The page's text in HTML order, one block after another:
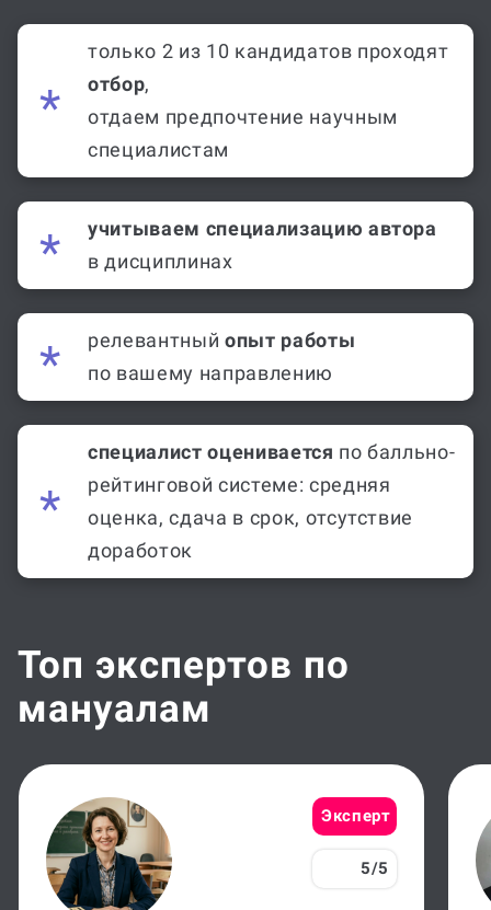
только 2 из 10 кандидатов проходят
отбор,
отдаем предпочтение научным
специалистам
учитываем специализацию автора
в дисциплинах
релевантный опыт работы
по вашему направлению
специалист оценивается по балльно-
рейтинговой системе: средняя
оценка, сдача в срок, отсутствие
доработок
Топ экспертов по
мануалам
Эксперт
5/5